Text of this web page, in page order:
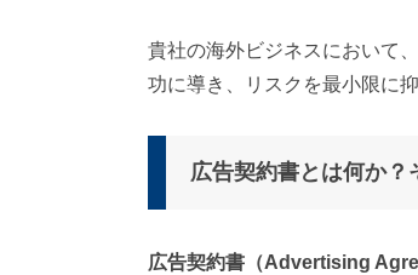
貴社の海外ビジネスにおいて
功に導き、リスクを最小限に
広告契約書とは何か
広告契約書（Advertising